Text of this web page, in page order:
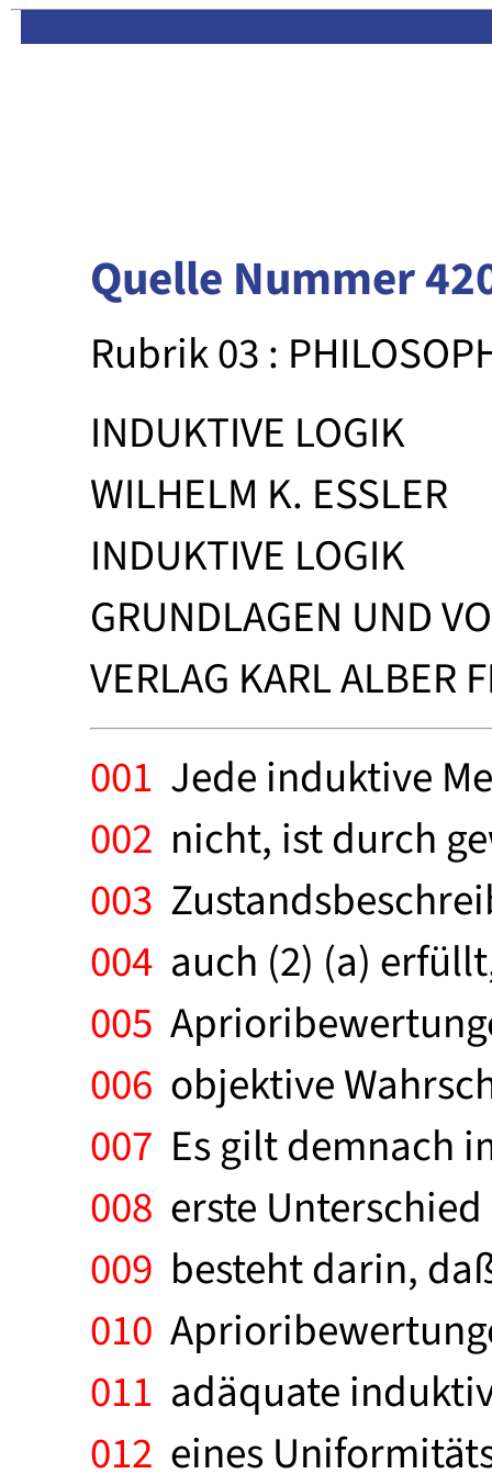
Quelle Nummer
Rubrik 03 :
INDUKTIVE LOGIK
WILHELM K. ESSLER
INDUKTIVE LOGIK
GRUNDLAGEN UND
VERLAG KARL ALBER
001 Jede induktive
002 nicht, ist durch
003
004 auch (2) (a)
005
006 objektive
007 Es gilt demnach
008 erste
009 besteht darin,
010
011 adäquate
012 eines